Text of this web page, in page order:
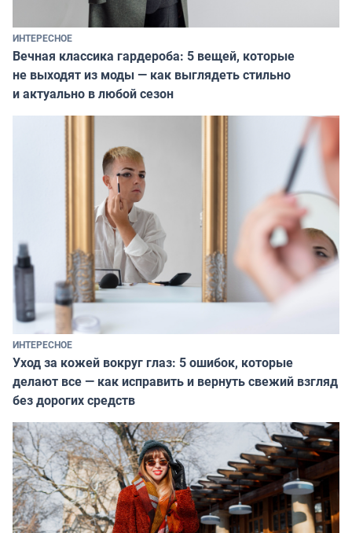
ИНТЕРЕСНОЕ
Вечная классика гардероба: 5 вещей, которые
не выходят из моды — как выглядеть стильно
и актуально в любой сезон
ИНТЕРЕСНОЕ
Уход за кожей вокруг глаз: 5 ошибок, которые
делают все — как исправить и вернуть свежий взгляд
без дорогих средств